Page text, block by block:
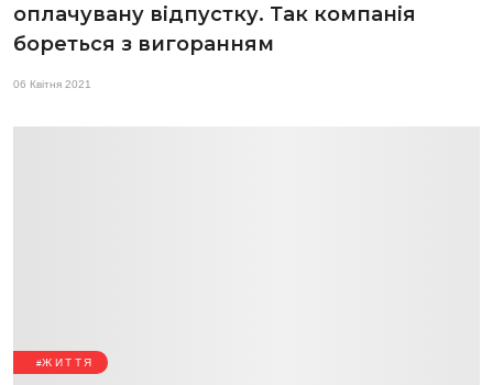
оплачувану відпустку. Так компанія
бореться з вигоранням
06 Квітня 2021
ЖИТТЯ